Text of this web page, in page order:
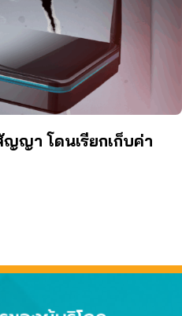
ญา โดนเรียกเก็บค่า